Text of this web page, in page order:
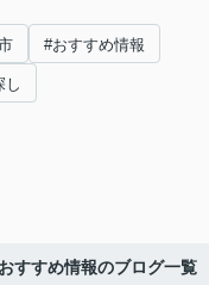
#おすすめ情報
し
おすすめ情報のブログ一覧